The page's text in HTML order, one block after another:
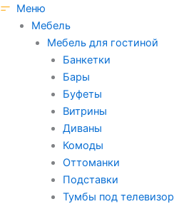
Skip
content
Меню
Мебель
Мебель для гостиной
Банкетки
Бары
Буфеты
Витрины
Диваны
Комоды
Оттоманки
Подставки
Тумбы под телевизор